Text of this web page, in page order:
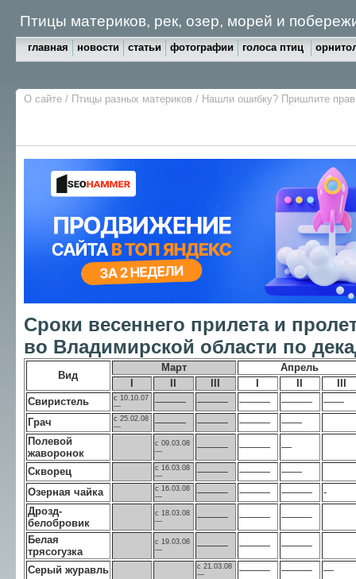
Птицы материков, рек, озер, морей и
главная новости статьи фотографии голоса птиц
О сайте / Птицы разных материков / Нашли ошибку? Пришлите
Сроки весеннего прилета и
во Владимирской области по
Вид
Март
Апрель
Свиристель
с 10.10.07
—
——— ——— ——— ———
——
Грач
с 25.02.08
—
——— ——— ———
——
Полевой
жаворонок
с 09.03.08
—
——— ——— —
Скворец
с 16.03.08
—
——— ———
——
Озерная чайка
с 16.03.08
—
——— ——— ———
-
Дрозд-
белобровик
с 18.03.08
—
——— ———
———
Белая
трясогузка
с 19.03.08
—
——— ——— ———
Серый журавль
с 21.03.08
—
——— ———
—